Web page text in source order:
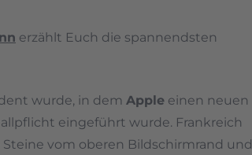
erzählt Euch die spannendsten
wurde, in dem Apple einen neuen
eingeführt wurde. Frankreich
vom oberen Bildschirmrand und